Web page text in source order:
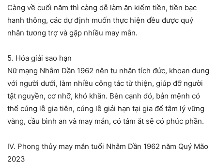
Càng về cuối năm thì càng dễ làm ăn kiếm tiền, tiền bạc
hanh thông, các dự định muốn thực hiện đều được quý
nhân tương trợ và gặp nhiều may mắn.
5. Hóa giải sao hạn
Nữ mạng Nhâm Dần 1962 nên tu nhân tích đức, khoan dung
với người dưới, làm nhiều công tác từ thiện, giúp đỡ người
tật nguyền, cơ nhỡ, khó khăn. Bên cạnh đó, bản mệnh có
thể cúng lễ gia tiên, cúng lễ giải hạn tại gia để tâm lý vững
vàng, cầu bình an và may mắn, có tâm ắt sẽ có phúc phần.
IV. Phong thủy may mắn tuổi Nhâm Dần 1962 năm Quý Mão
2023